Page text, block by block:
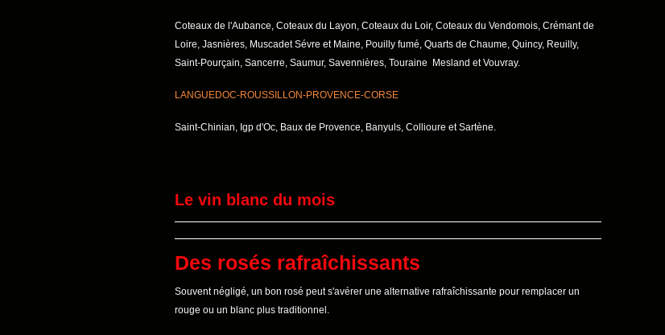
Coteaux de l'Aubance, Coteaux du Layon, Coteaux du Loir, Coteaux du Vendomois, Crémant de
Loire, Jasnières, Muscadet Sévre et Maine, Pouilly fumé, Quarts de Chaume, Quincy, Reuilly,
Saint-Pourçain, Sancerre, Saumur, Savennières, Touraine Mesland et Vouvray.
LANGUEDOC-ROUSSILLON-PROVENCE-CORSE
Saint-Chinian, Igp d'Oc, Baux de Provence, Banyuls, Collioure et Sartène.
Le vin blanc du mois
Des rosés rafraîchissants
Souvent négligé, un bon rosé peut s'avérer une alternative rafraîchissante pour remplacer un
rouge ou un blanc plus traditionnel.